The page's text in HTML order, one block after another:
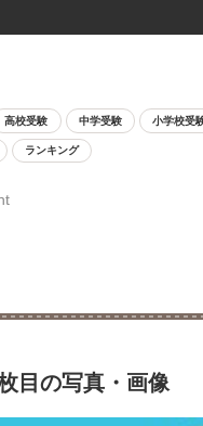
高校受験 中学受験 小学校受
ランキング
目の写真・画像